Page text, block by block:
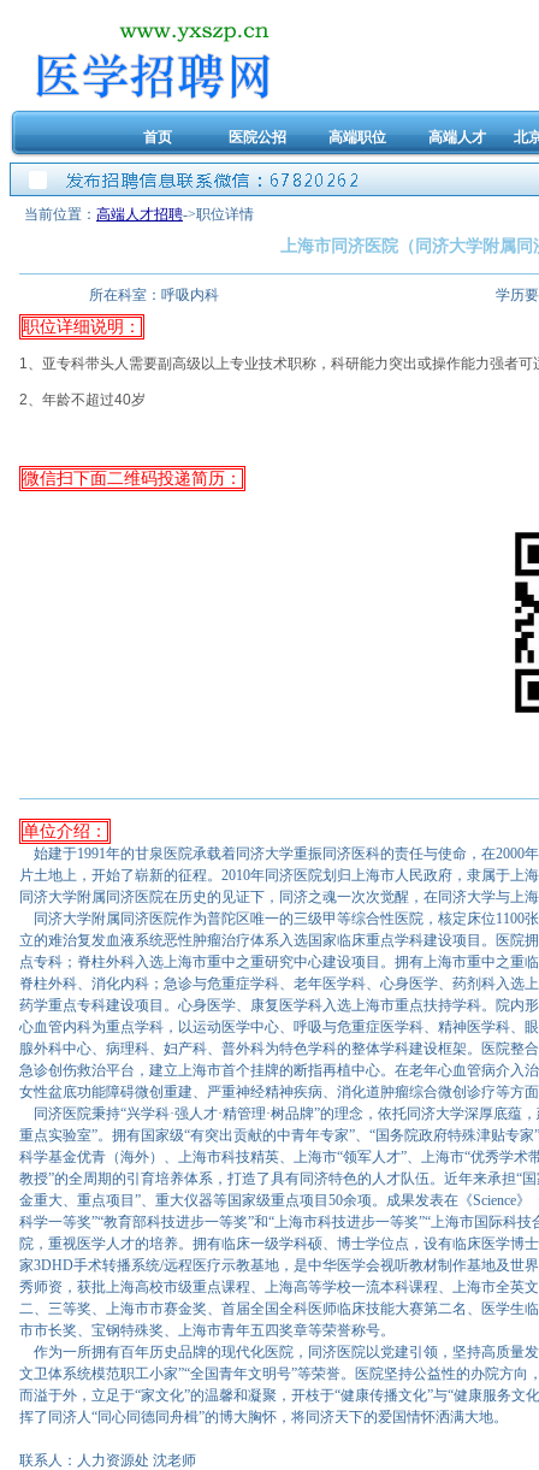
首页 医院公招 高端职位 高端人才 北
当前位置： 高端人才招聘->职位详情
上海市同济医院（同济大学附属
所在科室： 呼吸内科 学历
职位详细说明：
1、亚专科带头人需要副高级以上专业技术职称，科研能力突出或操作能力强者可
2、年龄不超过40岁
微信扫下面二维码投递简历：
单位介绍：
始建于1991年的甘泉医院承载着同济大学重振同济医科的责任与使命，在2000
片土地上，开始了崭新的征程。2010年同济医院划归上海市人民政府，隶属于
同济大学附属同济医院在历史的见证下，同济之魂一次次觉醒，在同济大学与
同济大学附属同济医院作为普陀区唯一的三级甲等综合性医院，核定床位1100
立的难治复发血液系统恶性肿瘤治疗体系入选国家临床重点学科建设项目。医
点专科；脊柱外科入选上海市重中之重研究中心建设项目。拥有上海市重中之
脊柱外科、消化内科；急诊与危重症学科、老年医学科、心身医学、药剂科入
药学重点专科建设项目。心身医学、康复医学科入选上海市重点扶持学科。院
心血管内科为重点学科，以运动医学中心、呼吸与危重症医学科、精神医学科
腺外科中心、病理科、妇产科、普外科为特色学科的整体学科建设框架。医院
急诊创伤救治平台，建立上海市首个挂牌的断指再植中心。在老年心血管病介
女性盆底功能障碍微创重建、严重神经精神疾病、消化道肿瘤综合微创诊疗等方
同济医院秉持“兴学科·强人才·精管理·树品牌”的理念，依托同济大学深厚底
重点实验室”。拥有国家级“有突出贡献的中青年专家”、“国务院政府特殊津贴专
科学基金优青（海外）、上海市科技精英、上海市“领军人才”、上海市“优秀学术
教授”的全周期的引育培养体系，打造了具有同济特色的人才队伍。近年来承担“
金重大、重点项目”、重大仪器等国家级重点项目50余项。成果发表在《Science
科学一等奖”“教育部科技进步一等奖”和“上海市科技进步一等奖”“上海市国际
院，重视医学人才的培养。拥有临床一级学科硕、博士学位点，设有临床医学
家3DHD手术转播系统/远程医疗示教基地，是中华医学会视听教材制作基地及
秀师资，获批上海高校市级重点课程、上海高等学校一流本科课程、上海市全英
二、三等奖、上海市市赛金奖、首届全国全科医师临床技能大赛第二名、医学
市市长奖、宝钢特殊奖、上海市青年五四奖章等荣誉称号。
作为一所拥有百年历史品牌的现代化医院，同济医院以党建引领，坚持高质量
文卫体系统模范职工小家”“全国青年文明号”等荣誉。医院坚持公益性的办院方
而溢于外，立足于“家文化”的温馨和凝聚，开枝于“健康传播文化”与“健康服务
挥了同济人“同心同德同舟楫”的博大胸怀，将同济天下的爱国情怀洒满大地。
联系人：人力资源处 沈老师